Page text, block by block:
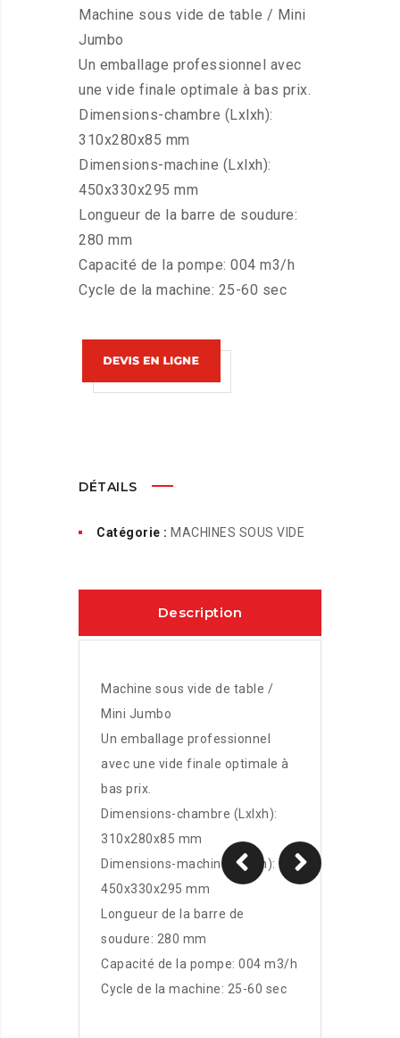
Machine sous vide de table / Mini
Jumbo
Un emballage professionnel avec
une vide finale optimale à bas prix.
Dimensions-chambre (Lxlxh):
310x280x85 mm
Dimensions-machine (Lxlxh):
450x330x295 mm
Longueur de la barre de soudure:
280 mm
Capacité de la pompe: 004 m3/h
Cycle de la machine: 25-60 sec
DÉTAILS
Catégorie : MACHINES SOUS VIDE
Description
Machine sous vide de table /
Mini Jumbo
Un emballage professionnel
avec une vide finale optimale à
bas prix.
Dimensions-chambre (Lxlxh):
310x280x85 mm
Dimensions-machine (Lxlxh):
450x330x295 mm
Longueur de la barre de
soudure: 280 mm
Capacité de la pompe: 004 m3/h
Cycle de la machine: 25-60 sec